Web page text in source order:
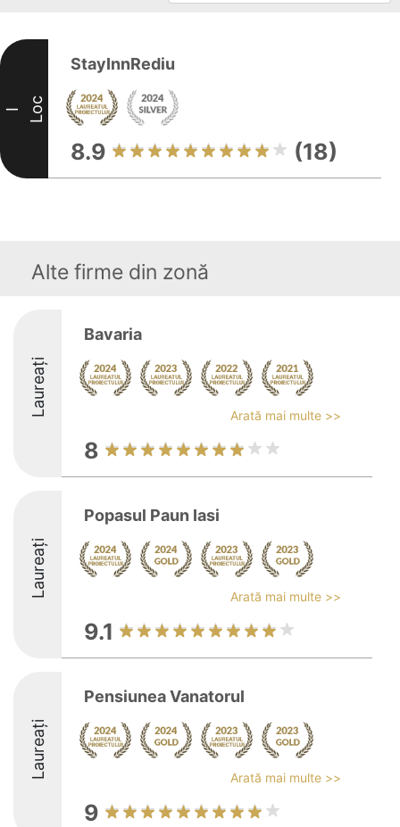
I Loc
StayInnRediu
8.9 (18)
Alte firme din zonă
Laureați
Bavaria
Arată mai multe >>
8
Laureați
Popasul Paun Iasi
Arată mai multe >>
9.1
Laureați
Pensiunea Vanatorul
Arată mai multe >>
9